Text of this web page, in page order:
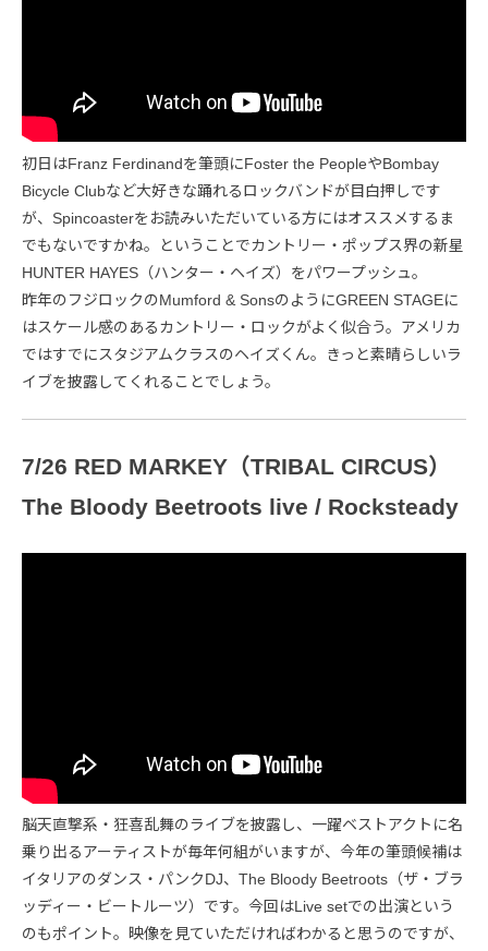
初日はFranz Ferdinandを筆頭にFoster the PeopleやBombay
Bicycle Clubなど大好きな踊れるロックバンドが目白押しです
が、Spincoasterをお読みいただいている方にはオススメするま
でもないですかね。ということでカントリー・ポップス界の新星
HUNTER HAYES（ハンター・ヘイズ）をパワープッシュ。
昨年のフジロックのMumford & SonsのようにGREEN STAGEに
はスケール感のあるカントリー・ロックがよく似合う。アメリカ
ではすでにスタジアムクラスのヘイズくん。きっと素晴らしいラ
イブを披露してくれることでしょう。
7/26 RED MARKEY（TRIBAL CIRCUS）
The Bloody Beetroots live / Rocksteady
脳天直撃系・狂喜乱舞のライブを披露し、一躍ベストアクトに名
乗り出るアーティストが毎年何組がいますが、今年の筆頭候補は
イタリアのダンス・パンクDJ、The Bloody Beetroots（ザ・ブラ
ッディー・ビートルーツ）です。今回はLive setでの出演という
のもポイント。映像を見ていただければわかると思うのですが、